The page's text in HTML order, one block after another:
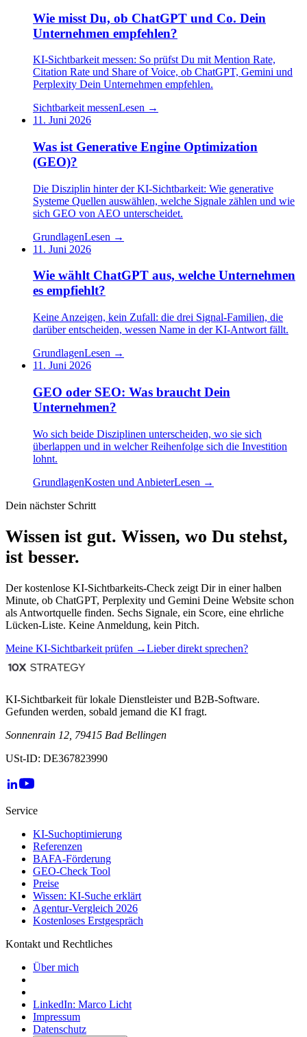
Wie misst Du, ob ChatGPT und Co. Dein
Unternehmen empfehlen?
KI-Sichtbarkeit messen: So prüfst Du mit Mention Rate,
Citation Rate und Share of Voice, ob ChatGPT, Gemini und
Perplexity Dein Unternehmen empfehlen.
Sichtbarkeit messenLesen →
11. Juni 2026
Was ist Generative Engine Optimization
(GEO)?
Die Disziplin hinter der KI-Sichtbarkeit: Wie generative
Systeme Quellen auswählen, welche Signale zählen und wie
sich GEO von AEO unterscheidet.
GrundlagenLesen →
11. Juni 2026
Wie wählt ChatGPT aus, welche Unternehmen
es empfiehlt?
Keine Anzeigen, kein Zufall: die drei Signal-Familien, die
darüber entscheiden, wessen Name in der KI-Antwort fällt.
GrundlagenLesen →
11. Juni 2026
GEO oder SEO: Was braucht Dein
Unternehmen?
Wo sich beide Disziplinen unterscheiden, wo sie sich
überlappen und in welcher Reihenfolge sich die Investition
lohnt.
GrundlagenKosten und AnbieterLesen →
Dein nächster Schritt
Wissen ist gut. Wissen, wo Du stehst,
ist besser.
Der kostenlose KI-Sichtbarkeits-Check zeigt Dir in einer halben
Minute, ob ChatGPT, Perplexity und Gemini Deine Website schon
als Antwortquelle finden. Sechs Signale, ein Score, eine ehrliche
Lücken-Liste. Keine Anmeldung, kein Pitch.
Meine KI-Sichtbarkeit prüfen →Lieber direkt sprechen?
KI-Sichtbarkeit für lokale Dienstleister und B2B-Software.
Gefunden werden, sobald jemand die KI fragt.
Sonnenrain 12, 79415 Bad Bellingen
USt-ID: DE367823990
Service
KI-Suchoptimierung
Referenzen
BAFA-Förderung
GEO-Check Tool
Preise
Wissen: KI-Suche erklärt
Agentur-Vergleich 2026
Kostenloses Erstgespräch
Kontakt und Rechtliches
Über mich
LinkedIn: Marco Licht
Impressum
Datenschutz